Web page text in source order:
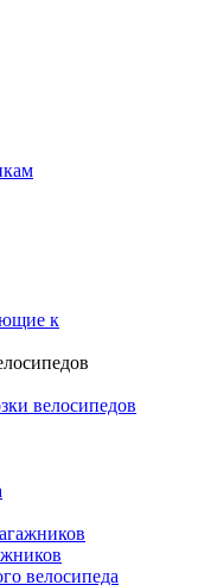
к
велосипедов
велосипеда